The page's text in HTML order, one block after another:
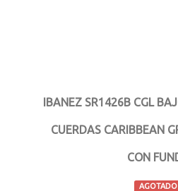
IBANEZ SR1426B CGL
CUERDAS CARIBBEAN
CON
AGOTADO